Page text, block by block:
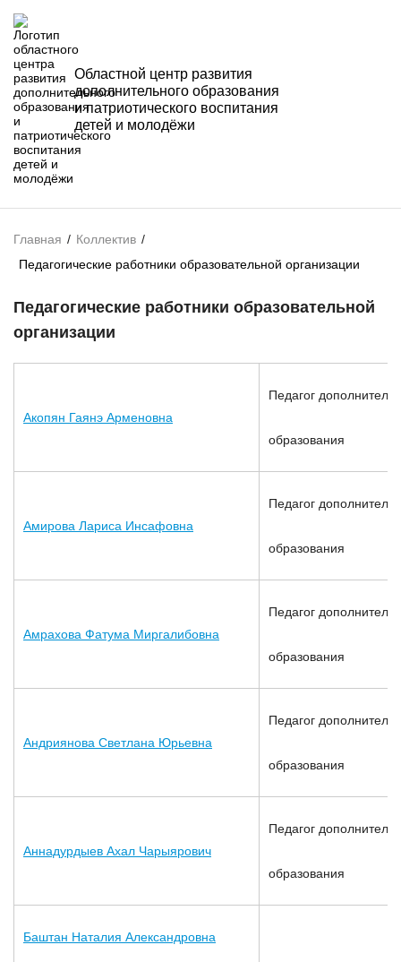
Областной центр развития
дополнительного образования
и патриотического воспитания
детей и молодёжи
Главная / Коллектив /
Педагогические работники образовательной организации
Педагогические работники образовательной
организации
Акопян Гаянэ Арменовна
Педагог
образования
Амирова Лариса Инсафовна
Педагог
образования
Амрахова Фатума Миргалибовна
Педагог
образования
Андриянова Светлана Юрьевна
Педагог
образования
Аннадурдыев Ахал Чарыярович
Педагог
образования
Баштан Наталия Александровна